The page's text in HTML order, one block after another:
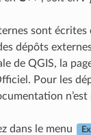
sont
dépôts
de QGIS, la
Pour les
dans le menu